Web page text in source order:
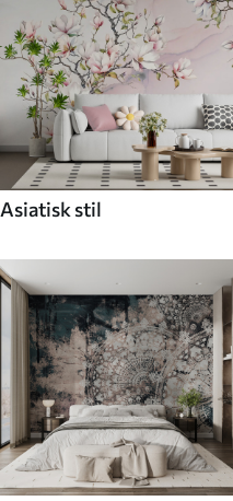
Asiatisk stil